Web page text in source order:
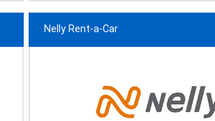
Nelly Rent-a-Car